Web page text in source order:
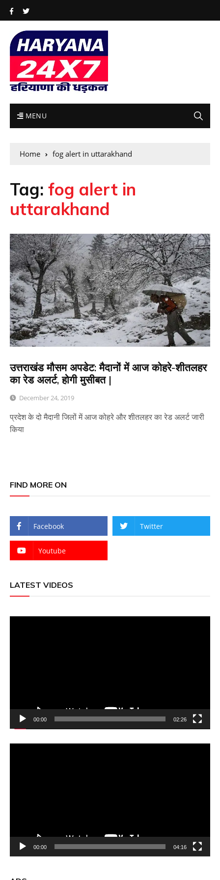
MENU
Home fog alert in uttarakhand
Tag: fog alert in
uttarakhand
उत्तराखंड मौसम अपडेट: मैदानों में आज कोहरे-शीतलहर
का रेड अलर्ट, होगी मुसीबत |
December 24, 2019
प्रदेश के दो मैदानी जिलों में आज कोहरे और शीतलहर का रेड अलर्ट जारी
किया
FIND MORE ON
Facebook Twitter
Youtube
LATEST VIDEOS
00:00 02:26
00:00 04:16